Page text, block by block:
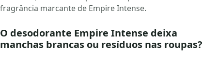
fragrância marcante de Empire Intense.
O desodorante Empire Intense deixa
manchas brancas ou resíduos nas roupas?